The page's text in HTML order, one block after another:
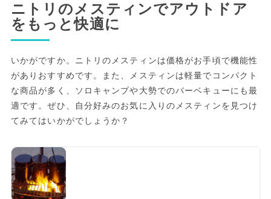
ニトリのメスティンでアウトドア
をもっと快適に
いかがですか。ニトリのメスティンは価格がお手頃で機能性
がありおすすめです。また、メスティンは軽量でコンパクト
な商品が多く、ソロキャンプや大勢でのバーベキューにも最
適です。ぜひ、自分好みのお気に入りのメスティンを見つけ
てみてはいかがでしょうか？